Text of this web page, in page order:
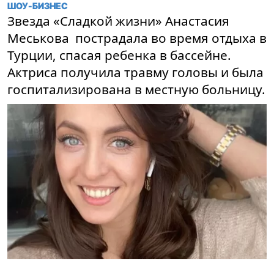
ШОУ-БИЗНЕС
Звезда «Сладкой жизни» Анастасия
Меськова пострадала во время отдыха в
Турции, спасая ребенка в бассейне.
Актриса получила травму головы и была
госпитализирована в местную больницу.